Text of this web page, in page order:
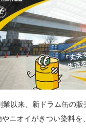
業以来、新ドラム缶の
ニオイがきつい染料